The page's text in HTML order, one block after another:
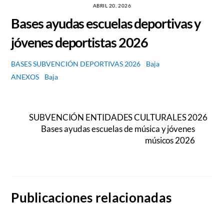
ABRIL 20, 2026
Bases ayudas escuelas deportivas y
jóvenes deportistas 2026
BASES SUBVENCIÓN DEPORTIVAS 2026
Baja
ANEXOS
Baja
SUBVENCIÓN ENTIDADES CULTURALES 2026
Bases ayudas escuelas de música y jóvenes
músicos 2026
Publicaciones relacionadas